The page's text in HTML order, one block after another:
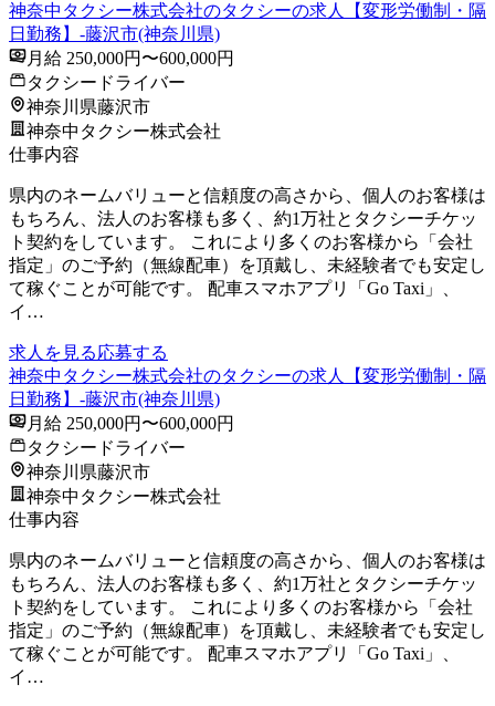
神奈中タクシー株式会社のタクシーの求人【変形労働制・隔
日勤務】-藤沢市(神奈川県)
月給 250,000円〜600,000円
タクシードライバー
神奈川県藤沢市
神奈中タクシー株式会社
仕事内容
県内のネームバリューと信頼度の高さから、個人のお客様は
もちろん、法人のお客様も多く、約1万社とタクシーチケッ
ト契約をしています。 これにより多くのお客様から「会社
指定」のご予約（無線配車）を頂戴し、未経験者でも安定し
て稼ぐことが可能です。 配車スマホアプリ「Go Taxi」、
イ…
求人を見る応募する
神奈中タクシー株式会社のタクシーの求人【変形労働制・隔
日勤務】-藤沢市(神奈川県)
月給 250,000円〜600,000円
タクシードライバー
神奈川県藤沢市
神奈中タクシー株式会社
仕事内容
県内のネームバリューと信頼度の高さから、個人のお客様は
もちろん、法人のお客様も多く、約1万社とタクシーチケッ
ト契約をしています。 これにより多くのお客様から「会社
指定」のご予約（無線配車）を頂戴し、未経験者でも安定し
て稼ぐことが可能です。 配車スマホアプリ「Go Taxi」、
イ…